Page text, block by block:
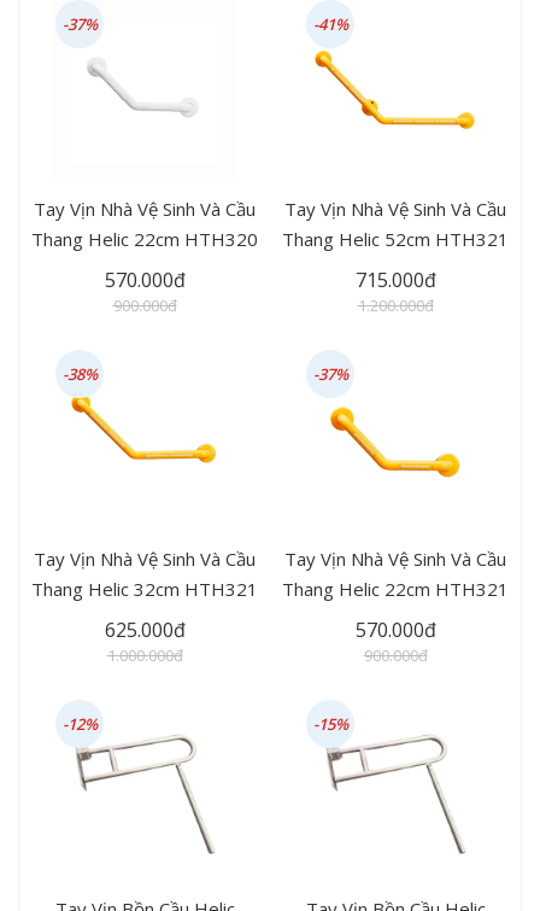
Tay Vịn Nhà Vệ Sinh Và Cầu
Thang Helic 22cm HTH320
570.000đ
900.000đ
-37%
Tay Vịn Nhà Vệ Sinh Và Cầu
Thang Helic 52cm HTH321
715.000đ
1.200.000đ
-41%
Tay Vịn Nhà Vệ Sinh Và Cầu
Thang Helic 32cm HTH321
625.000đ
1.000.000đ
-38%
Tay Vịn Nhà Vệ Sinh Và Cầu
Thang Helic 22cm HTH321
570.000đ
900.000đ
-37%
-12% -15%